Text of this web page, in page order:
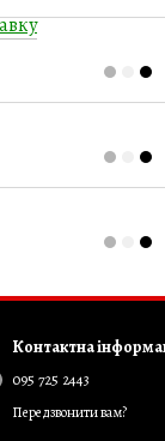
Контактна
095 725 2443
Передзвонити вам?